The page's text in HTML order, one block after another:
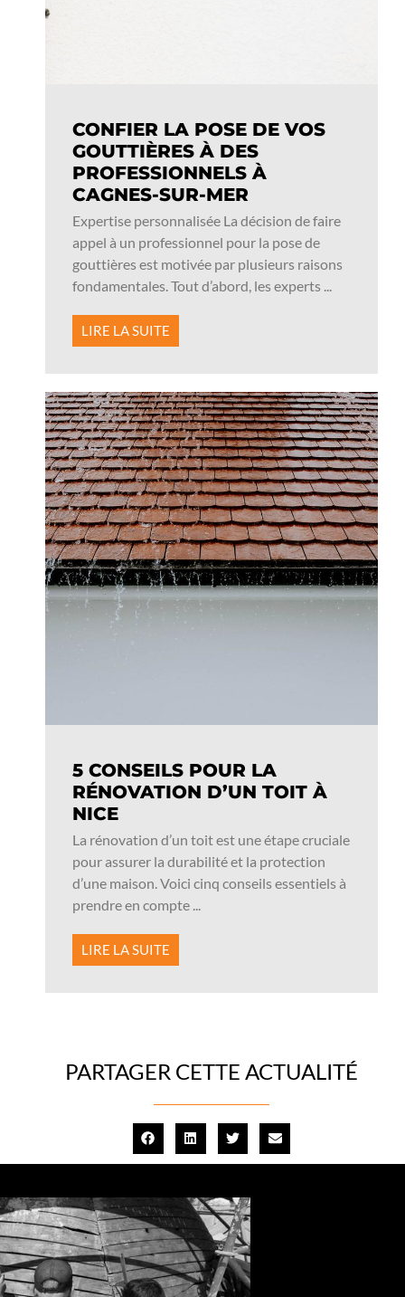
CONFIER LA POSE DE VOS
GOUTTIÈRES À DES
PROFESSIONNELS À
CAGNES-SUR-MER
Expertise personnalisée La décision de faire
appel à un professionnel pour la pose de
gouttières est motivée par plusieurs raisons
fondamentales. Tout d’abord, les experts ...
LIRE LA SUITE
5 CONSEILS POUR LA
RÉNOVATION D’UN TOIT À
NICE
La rénovation d’un toit est une étape cruciale
pour assurer la durabilité et la protection
d’une maison. Voici cinq conseils essentiels à
prendre en compte ...
LIRE LA SUITE
PARTAGER CETTE ACTUALITÉ